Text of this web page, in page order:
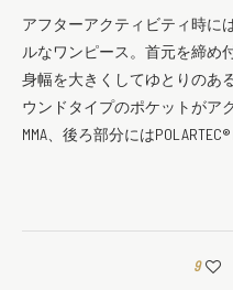
アフターアクティビティ時に
ルなワンピース。首元を締め
身幅を大きくしてゆとりのあ
ウンドタイプのポケットがア
MMA、後ろ部分には
9